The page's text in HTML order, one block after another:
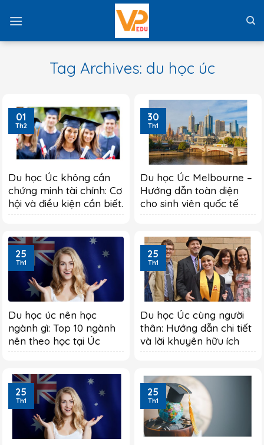
Tag Archives: du học úc
Du học Úc không cần
chứng minh tài chính: Cơ
hội và điều kiện cần biết.
01
Th2
Du học Úc Melbourne –
Hướng dẫn toàn diện
cho sinh viên quốc tế
30
Th1
Du học úc nên học
ngành gì: Top 10 ngành
nên theo học tại Úc
25
Th1
Du học Úc cùng người
thân: Hướng dẫn chi tiết
và lời khuyên hữu ích
25
Th1
25
Th1
25
Th1